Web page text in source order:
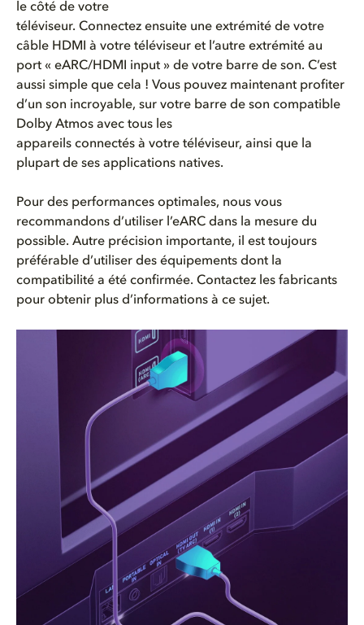
le côté de votre
téléviseur. Connectez ensuite une extrémité de votre
câble HDMI à votre téléviseur et l’autre extrémité au
port « eARC/HDMI input » de votre barre de son. C’est
aussi simple que cela ! Vous pouvez maintenant profiter
d’un son incroyable, sur votre barre de son compatible
Dolby Atmos avec tous les
appareils connectés à votre téléviseur, ainsi que la
plupart de ses applications natives.
Pour des performances optimales, nous vous
recommandons d’utiliser l’eARC dans la mesure du
possible. Autre précision importante, il est toujours
préférable d’utiliser des équipements dont la
compatibilité a été confirmée. Contactez les fabricants
pour obtenir plus d’informations à ce sujet.